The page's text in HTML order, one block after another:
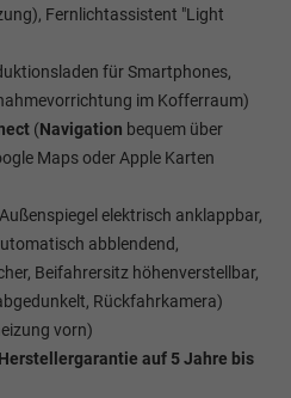
Fernlichtassistent "Light
für Smartphones,
im Kofferraum)
(Navigation bequem über
Maps oder Apple Karten
elektrisch anklappbar,
abblendend,
Beifahrersitz höhenverstellbar,
Rückfahrkamera)
vorn)
auf 5 Jahre bis